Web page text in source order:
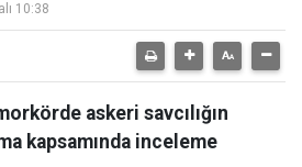
10:38
askeri savcılığın
kapsamında inceleme